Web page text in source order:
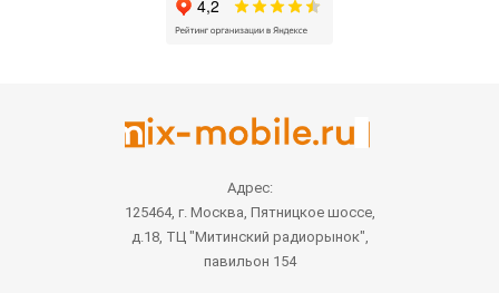
Адрес:
125464, г. Москва, Пятницкое шоссе,
д.18, ТЦ "Митинский радиорынок",
павильон 154